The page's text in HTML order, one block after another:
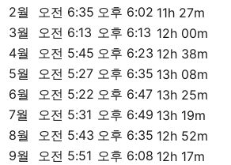
2월 오전 6:35 오후 6:02 11h 27m
3월
오전 6:13 오후 6:13 12h 00m
4월
오전 5:45 오후 6:23 12h 38m
5월
오전 5:27 오후 6:35 13h 08m
6월
오전 5:22 오후 6:47 13h 25m
7월
오전 5:31 오후 6:49 13h 19m
8월
오전 5:43 오후 6:35 12h 52m
9월
오전 5:51 오후 6:08 12h 17m